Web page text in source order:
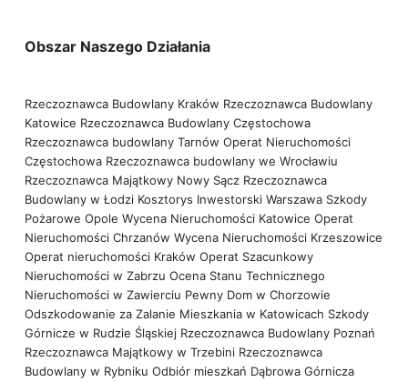
Obszar Naszego Działania
Rzeczoznawca Budowlany Kraków Rzeczoznawca Budowlany
Katowice Rzeczoznawca Budowlany Częstochowa
Rzeczoznawca budowlany Tarnów Operat Nieruchomości
Częstochowa Rzeczoznawca budowlany we Wrocławiu
Rzeczoznawca Majątkowy Nowy Sącz Rzeczoznawca
Budowlany w Łodzi Kosztorys Inwestorski Warszawa Szkody
Pożarowe Opole Wycena Nieruchomości Katowice Operat
Nieruchomości Chrzanów Wycena Nieruchomości Krzeszowice
Operat nieruchomości Kraków Operat Szacunkowy
Nieruchomości w Zabrzu Ocena Stanu Technicznego
Nieruchomości w Zawierciu Pewny Dom w Chorzowie
Odszkodowanie za Zalanie Mieszkania w Katowicach Szkody
Górnicze w Rudzie Śląskiej Rzeczoznawca Budowlany Poznań
Rzeczoznawca Majątkowy w Trzebini Rzeczoznawca
Budowlany w Rybniku Odbiór mieszkań Dąbrowa Górnicza